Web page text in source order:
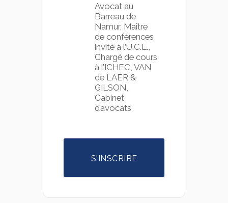
Avocat au
Barreau de
Namur, Maître
de conférences
invité à l’U.C.L.,
Chargé de cours
à l’ICHEC, VAN
de LAER &
GILSON,
Cabinet
d’avocats
S'INSCRIRE